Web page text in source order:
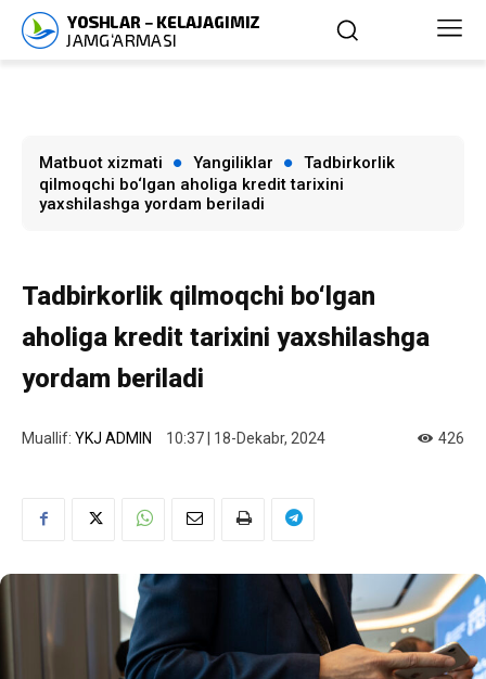
Matbuot xizmati Yangiliklar
Tadbirkorlik
qilmoqchi bo‘lgan aholiga kredit tarixini
yaxshilashga yordam beriladi
Tadbirkorlik qilmoqchi bo‘lgan
aholiga kredit tarixini yaxshilashga
yordam beriladi
Muallif: YKJ ADMIN 10:37 | 18-Dekabr, 2024 426